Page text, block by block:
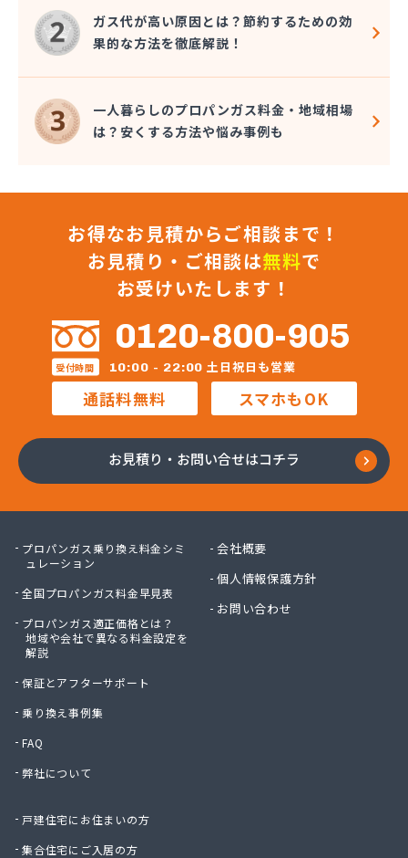
株式会社石田商店
株式会社千代峯商店
株式会社大久保商店
株式会社大谷鉱油
株式会社町田商店
株式会社町田燃料店
株式会社長谷川商店
株式会社渡辺商店
株式会社東京水沢商店 狭山営業所
株式会社東武商会
株式会社奈良屋燃料
株式会社内田商店 朝霞営業所
株式会社内田商店 鶴ヶ島営業所
株式会社日光溶材
株式会社豊田設備
株式会社木村周作商店
株式会社澤利喜商店
関口産業株式会社 菖蒲充てん所
岩槻液化ガス(協)
吉岡燃料店
共栄クリーンガス株式会社
狭山液化石油ガス協同組合
郡店中島商店
江澤商事株式会社
今井商店
佐藤興産株式会社 三橋事業本部
坂戸ガス株式会社
埼玉ガス販売株式会社
ガス代が高い原因とは？節約するための効
果的な方法を徹底解説！
一人暮らしのプロパンガス料金・地域相場
は？安くする方法や悩み事例も
お得なお見積からご相談まで！
お見積り・ご相談は無料で
お受けいたします！
0120-800-905
受付時間 10:00 - 22:00 土日祝日も営業
通話料無料 スマホもOK
お見積り・お問い合せはコチラ
プロパンガス乗り換え料金シミ
ュレーション
全国プロパンガス料金早見表
プロパンガス適正価格とは？
地域や会社で異なる料金設定を
解説
保証とアフターサポート
乗り換え事例集
FAQ
弊社について
戸建住宅にお住まいの方
集合住宅にご入居の方
会社概要
個人情報保護方針
お問い合わせ